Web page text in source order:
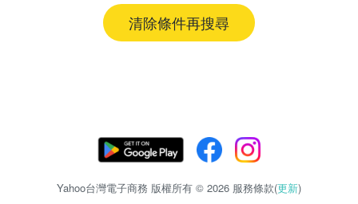
清除條件再搜尋
Yahoo台灣電子商務 版權所有 © 2026 服務條款(更新)